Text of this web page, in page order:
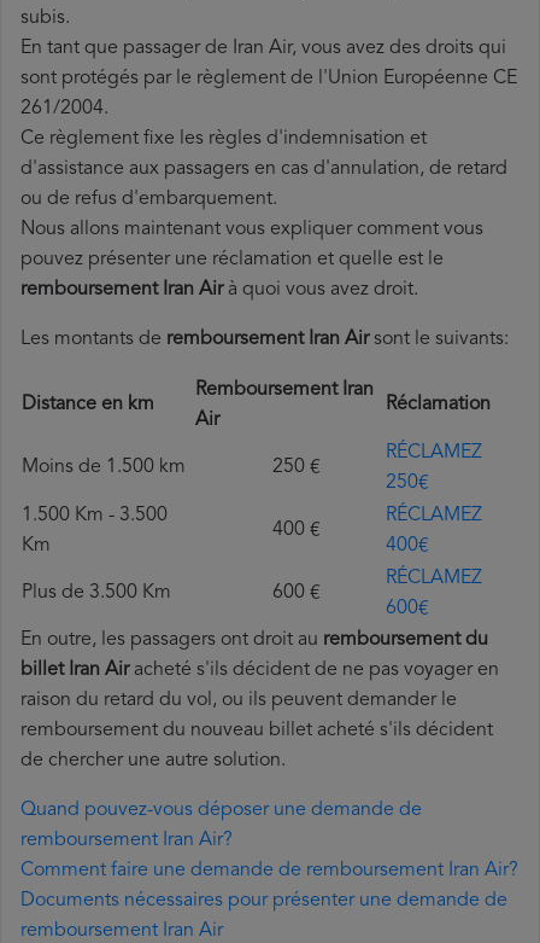
subis.
En tant que passager de Iran Air, vous avez des droits qui
sont protégés par le règlement de l'Union Européenne CE
261/2004.
Ce règlement fixe les règles d'indemnisation et
d'assistance aux passagers en cas d'annulation, de retard
ou de refus d'embarquement.
Nous allons maintenant vous expliquer comment vous
pouvez présenter une réclamation et quelle est le
remboursement Iran Airà quoi vous avez droit.
Les montants de remboursement Iran Airsont le suivants:
Distance en km
Remboursement Iran
Air
Réclamation
Moins de 1.500 km 250 €
RÉCLAMEZ
250€
1.500 Km - 3.500
Km
400 €
RÉCLAMEZ
400€
Plus de 3.500 Km 600 €
RÉCLAMEZ
600€
En outre, les passagers ont droit au remboursement du
billet Iran Airacheté s'ils décident de ne pas voyager en
raison du retard du vol, ou ils peuvent demander le
remboursement du nouveau billet acheté s'ils décident
de chercher une autre solution.
Quand pouvez-vous déposer une demande de
remboursement Iran Air?
Comment faire une demande de remboursement Iran Air?
Documents nécessaires pour présenter une demande de
remboursement Iran Air